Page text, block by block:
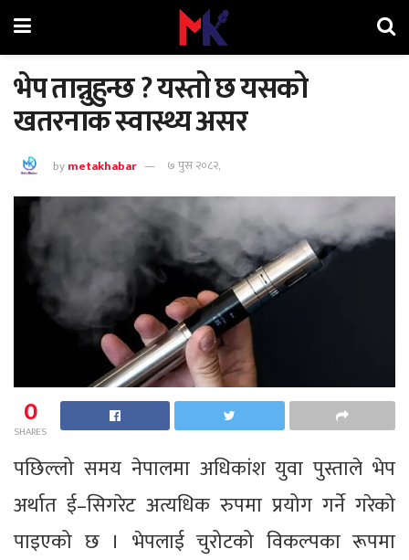
भेप तान्नुहुन्छ ? यस्तो छ यसको
खतरनाक स्वास्थ्य असर
bymetakhabar ७ पुस २०८२,
0
SHARES
पछिल्लो समय नेपालमा अधिकांश युवा पुस्ताले भेप
अर्थात ई–सिगरेट अत्यधिक रुपमा प्रयोग गर्ने गरेको
पाइएको छ । भेपलाई चुरोटको विकल्पका रूपमा